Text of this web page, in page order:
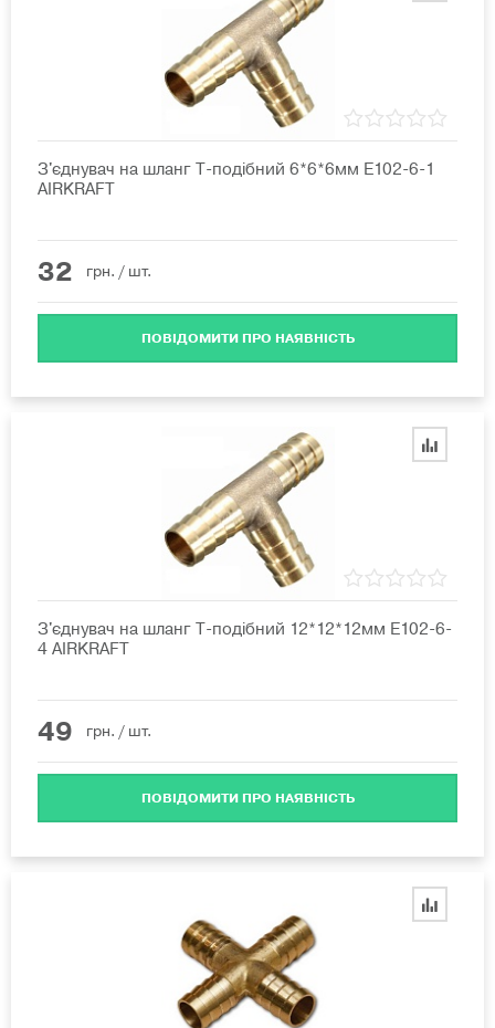
З'єднувач на шланг T-подібний 6*6*6мм E102-6-1
AIRKRAFT
32 грн. / шт.
ПОВІДОМИТИ ПРО НАЯВНІСТЬ
З'єднувач на шланг T-подібний 12*12*12мм E102-6-
4 AIRKRAFT
49 грн. / шт.
ПОВІДОМИТИ ПРО НАЯВНІСТЬ